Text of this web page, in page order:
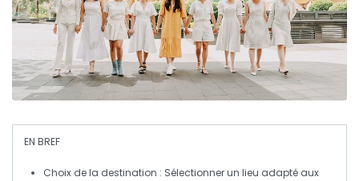
EN BREF
Choix de la destination : Sélectionner un lieu adapté aux